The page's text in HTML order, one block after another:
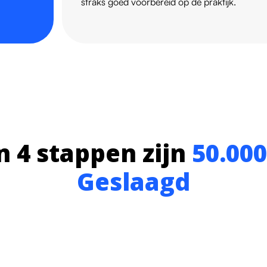
4 stappen zijn
Geslaagd